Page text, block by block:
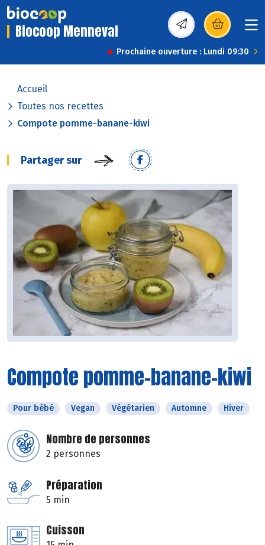
Biocoop Menneval (s’ouvre dans une
Prochaine ouverture : Lundi 09:30
Accueil
Toutes nos recettes
Compote pomme-banane-kiwi
Partager sur
Compote pomme-banane-kiwi
Pour bébé Vegan Végétarien Automne Hiver
Nombre de personnes
2 personnes
Préparation
5 min
Cuisson